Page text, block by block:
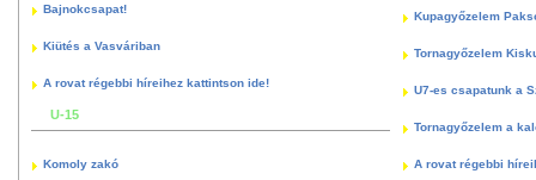
Bajnokcsapat!
Kiütés a Vasváriban
A rovat régebbi híreihez kattintson ide!
U-15
Komoly zakó
Kupagyőzelem
Tornagyőzelem
U7-es csapatunk a
Tornagyőzelem a
A rovat régebbi